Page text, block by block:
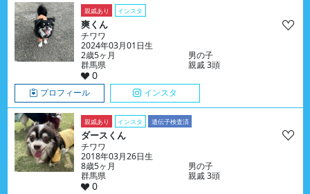
親戚あり インスタ
爽くん
チワワ
2024年03月01日生
2歳5ヶ月
男の子
群馬県
親戚 3頭
0
プロフィール インスタ
親戚あり インスタ 遺伝子検査済
ダースくん
チワワ
2018年03月26日生
8歳5ヶ月
男の子
群馬県
親戚 3頭
0